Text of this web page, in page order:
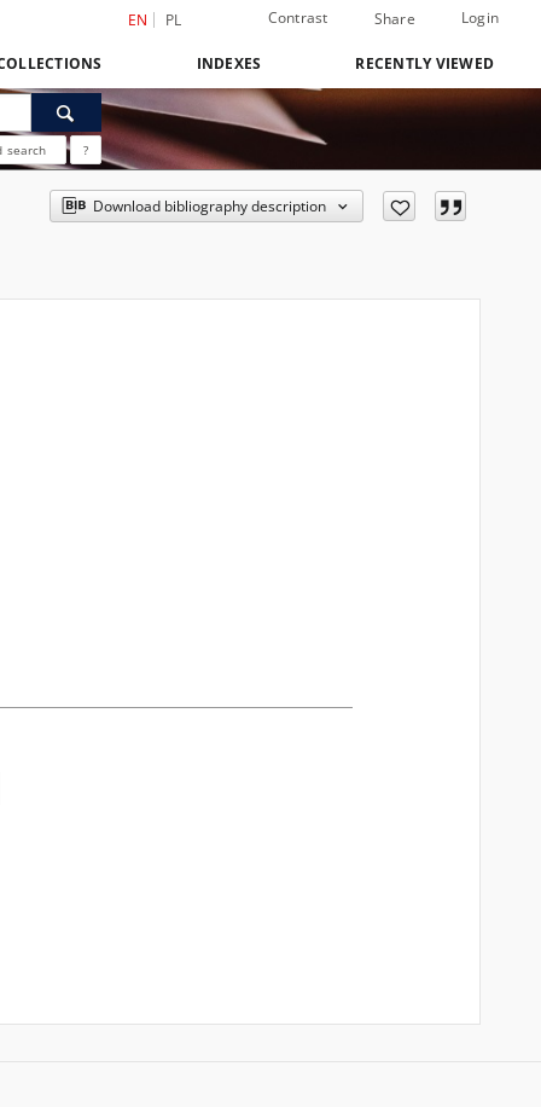
EN PL Contrast Share Login
INDEXES RECENTLY VIEWED
search ?
Download bibliography description